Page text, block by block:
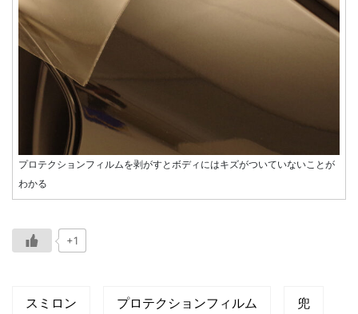
プロテクションフィルムを剥がすとボディにはキズがついていないことが
わかる
+1
スミロン プロテクションフィルム 兜